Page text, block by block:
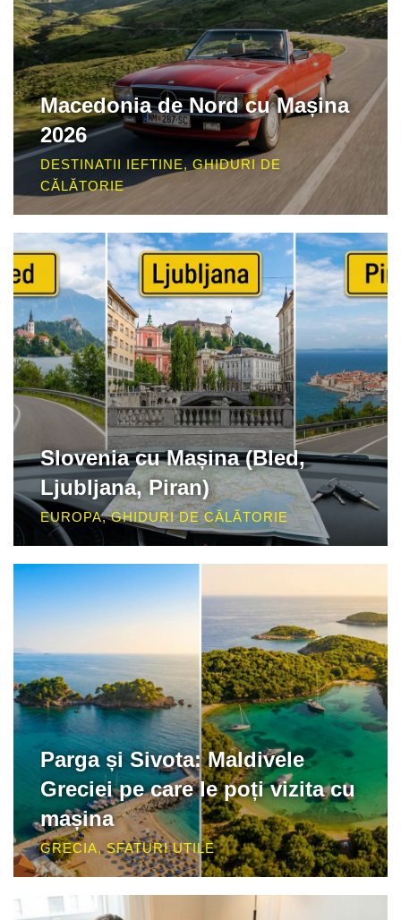
Macedonia de Nord cu Mașina
2026
DESTINATII IEFTINE, GHIDURI DE
CĂLĂTORIE
Slovenia cu Mașina (Bled,
Ljubljana, Piran)
EUROPA,GHIDURI DE CĂLĂTORIE
Parga și Sivota: Maldivele
Greciei pe care le poți vizita cu
mașina
GRECIA,SFATURI UTILE